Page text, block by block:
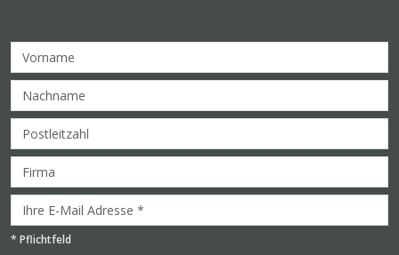
* Pflichtfeld